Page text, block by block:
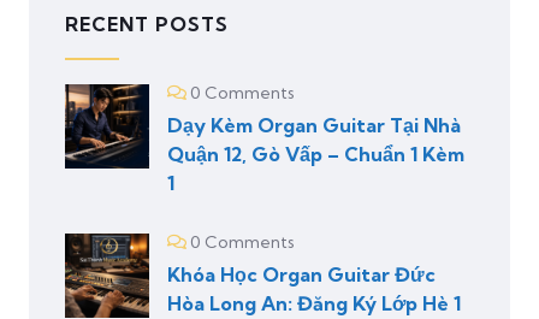
RECENT POSTS
0 Comments
Dạy Kèm Organ Guitar Tại Nhà
Quận 12, Gò Vấp – Chuẩn 1 Kèm
1
0 Comments
Khóa Học Organ Guitar Đức
Hòa Long An: Đăng Ký Lớp Hè 1